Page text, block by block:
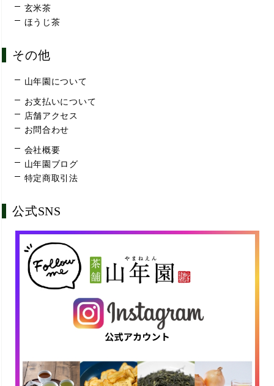
玄米茶
ほうじ茶
その他
山年園について
お支払いについて
店舗アクセス
お問合わせ
会社概要
山年園ブログ
特定商取引法
公式SNS